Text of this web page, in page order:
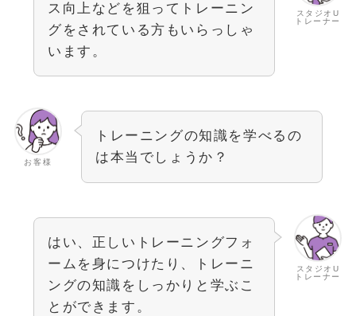
スタジオU
トレーナー
ス向上などを狙ってトレーニン
グをされている方もいらっしゃ
います。
お客様
トレーニングの知識を学べるの
は本当でしょうか？
スタジオU
トレーナー
はい、正しいトレーニングフォ
ームを身につけたり、トレーニ
ングの知識をしっかりと学ぶこ
とができます。